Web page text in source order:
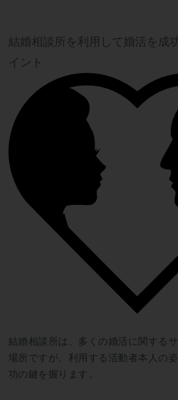
結婚相談所を利用して婚活を成
イント
結婚相談所は、多くの婚活に関する
場所ですが、利用する活動者本人の
功の鍵を握ります。